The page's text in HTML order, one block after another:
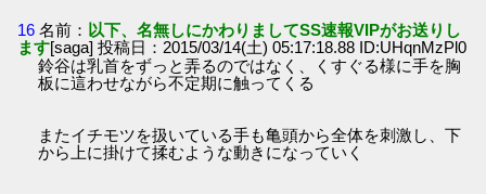
16 名前： 以下、名無しにかわりましてSS速報VIPがお送りし
ます[saga] 投稿日：2015/03/14(土) 05:17:18.88 ID:UHqnMzPl0
鈴谷は乳首をずっと弄るのではなく、くすぐる様に手を胸
板に這わせながら不定期に触ってくる
またイチモツを扱いている手も亀頭から全体を刺激し、下
から上に掛けて揉むような動きになっていく